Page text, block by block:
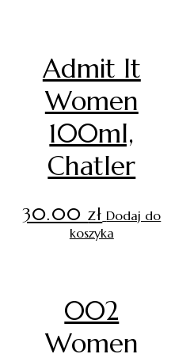
Admit It
Women
100ml,
Chatler
30.00zł Dodaj do
koszyka
002
Women